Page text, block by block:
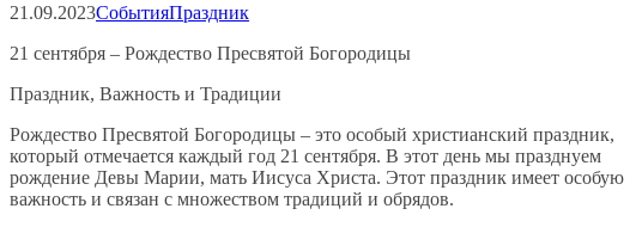
21.09.2023СобытияПраздник
21 сентября – Рождество Пресвятой Богородицы
Праздник, Важность и Традиции
Рождество Пресвятой Богородицы – это особый христианский праздник,
который отмечается каждый год 21 сентября. В этот день мы празднуем
рождение Девы Марии, мать Иисуса Христа. Этот праздник имеет особую
важность и связан с множеством традиций и обрядов.